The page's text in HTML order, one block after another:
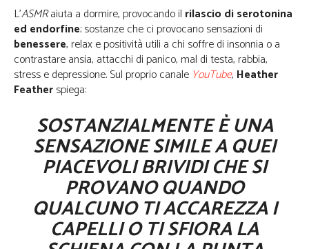
L’ASMRaiuta a dormire, provocando il rilascio di serotonina
ed endorfine; sostanze che ci provocano sensazioni di
benessere, relax e positività utili a chi soffre di insonnia o a
contrastare ansia, attacchi di panico, mal di testa, rabbia,
stress e depressione. Sul proprio canale YouTube, Heather
Featherspiega:
SOSTANZIALMENTE È UNA
SENSAZIONE SIMILE A QUEI
PIACEVOLI BRIVIDI CHE SI
PROVANO QUANDO
QUALCUNO TI ACCAREZZA I
CAPELLI O TI SFIORA LA